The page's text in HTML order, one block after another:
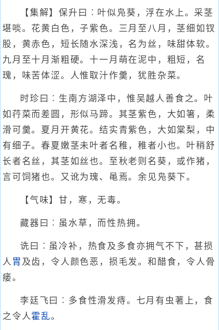
【集解】保升曰︰叶似凫葵，浮在水上。采茎
堪啖。花黄白色，子紫色。三月至八月，茎细如钗
股，黄赤色，短长随水深浅，名为丝，味甜体软。
九月至十月渐粗硬。十一月萌在泥中，粗短，名
瑰，味苦体涩。人惟取汁作羹，犹胜杂菜。
时珍曰︰生南方湖泽中，惟吴越人善食之。叶
如荇菜而差圆，形似马蹄。其茎紫色，大如箸，柔
滑可羹。夏月开黄花。结实青紫色，大如棠梨，中
有细子。春夏嫩茎未叶者名稚，稚者小也。叶稍舒
长者名丝，其茎如丝也。至秋老则名葵，或作猪，
言可饲猪也。又讹为瑰、黾焉。余见凫葵下。
【气味】甘，寒，无毒。
藏器曰︰虽水草，而性热拥。
诜曰︰虽冷补，热食及多食亦拥气不下，甚损
人 胃 及齿，令人颜色恶，损毛发。和醋食，令人骨
痿。
李廷飞曰︰多食性滑发痔。七月有虫著上，食
之令人霍乱。